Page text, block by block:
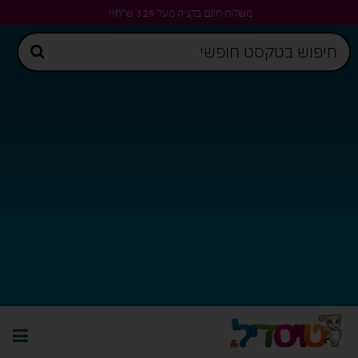
משלוח חינם בקניה מעל 329 ש"ח!!